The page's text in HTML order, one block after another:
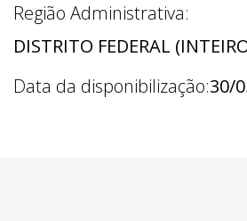
Região Administrativa:
DISTRITO FEDERAL
Data da disponibilização:30/